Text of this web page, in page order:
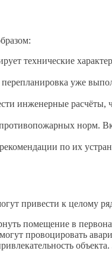
технические
уже
инженерные расчёты,
норм.
по их
привести к целому
помещение в
провоцировать